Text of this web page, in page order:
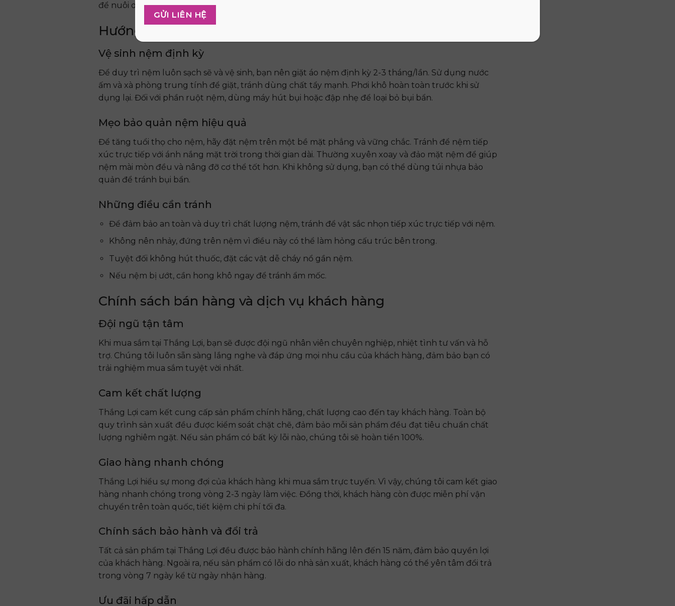
để nuôi dưỡng cơ thể.
Hướng dẫn sử dụng và bảo quản
Vệ sinh nệm định kỳ
Để duy trì nệm luôn sạch sẽ và vệ sinh, bạn nên giặt áo nệm định kỳ 2-3 tháng/lần. Sử dụng nước
ấm và xà phòng trung tính để giặt, tránh dùng chất tẩy mạnh. Phơi khô hoàn toàn trước khi sử
dụng lại. Đối với phần ruột nệm, dùng máy hút bụi hoặc đập nhẹ để loại bỏ bụi bẩn.
Mẹo bảo quản nệm hiệu quả
Để tăng tuổi thọ cho nệm, hãy đặt nệm trên một bề mặt phẳng và vững chắc. Tránh để nệm tiếp
xúc trực tiếp với ánh nắng mặt trời trong thời gian dài. Thường xuyên xoay và đảo mặt nệm để giúp
nệm mài mòn đều và nâng đỡ cơ thể tốt hơn. Khi không sử dụng, bạn có thể dùng túi nhựa bảo
quản để tránh bụi bẩn.
Những điều cần tránh
Để đảm bảo an toàn và duy trì chất lượng nệm, tránh để vật sắc nhọn tiếp xúc trực tiếp với nệm.
Không nên nhảy, đứng trên nệm vì điều này có thể làm hỏng cấu trúc bên trong.
Tuyệt đối không hút thuốc, đặt các vật dễ cháy nổ gần nệm.
Nếu nệm bị ướt, cần hong khô ngay để tránh ẩm mốc.
Chính sách bán hàng và dịch vụ khách hàng
Đội ngũ tận tâm
Khi mua sắm tại Thắng Lợi, bạn sẽ được đội ngũ nhân viên chuyên nghiệp, nhiệt tình tư vấn và hỗ
trợ. Chúng tôi luôn sẵn sàng lắng nghe và đáp ứng mọi nhu cầu của khách hàng, đảm bảo bạn có
trải nghiệm mua sắm tuyệt vời nhất.
Cam kết chất lượng
Thắng Lợi cam kết cung cấp sản phẩm chính hãng, chất lượng cao đến tay khách hàng. Toàn bộ
quy trình sản xuất đều được kiểm soát chặt chẽ, đảm bảo mỗi sản phẩm đều đạt tiêu chuẩn chất
lượng nghiêm ngặt. Nếu sản phẩm có bất kỳ lỗi nào, chúng tôi sẽ hoàn tiền 100%.
Giao hàng nhanh chóng
Thắng Lợi hiểu sự mong đợi của khách hàng khi mua sắm trực tuyến. Vì vậy, chúng tôi cam kết giao
hàng nhanh chóng trong vòng 2-3 ngày làm việc. Đồng thời, khách hàng còn được miễn phí vận
chuyển trên toàn quốc, tiết kiệm chi phí tối đa.
Chính sách bảo hành và đổi trả
Tất cả sản phẩm tại Thắng Lợi đều được bảo hành chính hãng lên đến 15 năm, đảm bảo quyền lợi
của khách hàng. Ngoài ra, nếu sản phẩm có lỗi do nhà sản xuất, khách hàng có thể yên tâm đổi trả
trong vòng 7 ngày kể từ ngày nhận hàng.
Ưu đãi hấp dẫn